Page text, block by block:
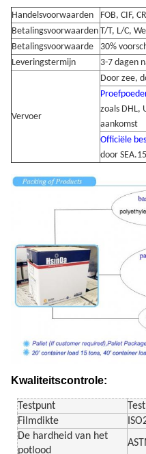
Handelsvoorwaarden
FOB, CIF,
Betalingsvoorwaarden T/T, L/C,
Betalingsvoorwaarde
30%
Leveringstermijn
3-7 dagen
Vervoer
Door zee,
zoals DHL,
aankomst
Officiële
door
Kwaliteitscontrole:
Testpunt
Filmdikte
De hardheid van het
potlood